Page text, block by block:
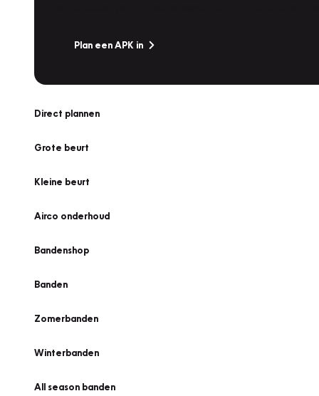
Plan een APK in
Direct plannen
Grote beurt
Kleine beurt
Airco onderhoud
Bandenshop
Banden
Zomerbanden
Winterbanden
All season banden